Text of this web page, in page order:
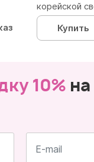
корейской
Купить
10%